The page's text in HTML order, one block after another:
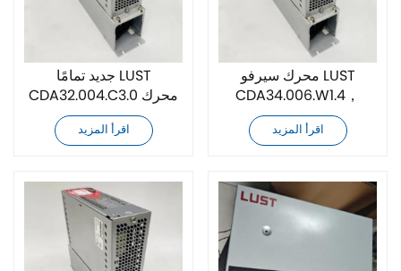
جديد تمامًا LUST
CDA32.004.C3.0 محرك
سيرفو
اقرأ المزيد
محرك سيرفو LUST
CDA34.006.W1.4，
BR.H12 جديد تمامًا
اقرأ المزيد